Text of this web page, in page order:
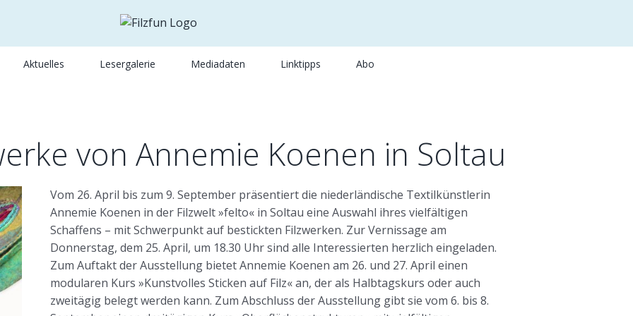
Aktuelles Lesergalerie Mediadaten Linktipps Abo
von Annemie Koenen in Soltau
Vom 26. April bis zum 9. September präsentiert die niederländische Textilkünstlerin
Annemie Koenen in der Filzwelt »felto« in Soltau eine Auswahl ihres vielfältigen
Schaffens – mit Schwerpunkt auf bestickten Filzwerken. Zur Vernissage am
Donnerstag, dem 25. April, um 18.30 Uhr sind alle Interessierten herzlich eingeladen.
Zum Auftakt der Ausstellung bietet Annemie Koenen am 26. und 27. April einen
modularen Kurs »Kunstvolles Sticken auf Filz« an, der als Halbtagskurs oder auch
zweitägig belegt werden kann. Zum Abschluss der Ausstellung gibt sie vom 6. bis 8.